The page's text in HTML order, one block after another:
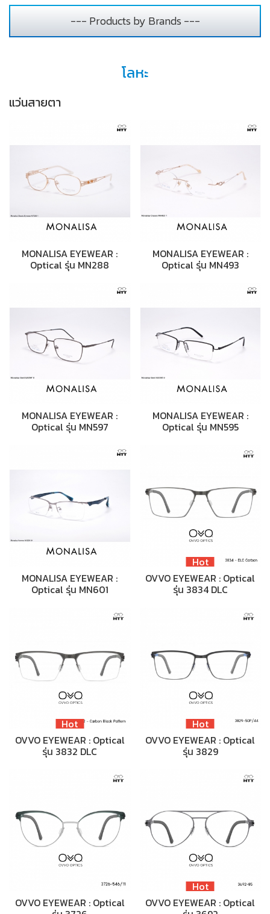
--- Products by Brands ---
โลหะ
แว่นสายตา
MONALISA EYEWEAR :
Optical รุ่น MN288
MONALISA EYEWEAR :
Optical รุ่น MN493
MONALISA EYEWEAR :
Optical รุ่น MN597
MONALISA EYEWEAR :
Optical รุ่น MN595
MONALISA EYEWEAR :
Optical รุ่น MN601
Hot
OVVO EYEWEAR : Optical
รุ่น 3834 DLC
Hot
OVVO EYEWEAR : Optical
รุ่น 3832 DLC
Hot
OVVO EYEWEAR : Optical
รุ่น 3829
OVVO EYEWEAR : Optical
Hot
OVVO EYEWEAR : Optical